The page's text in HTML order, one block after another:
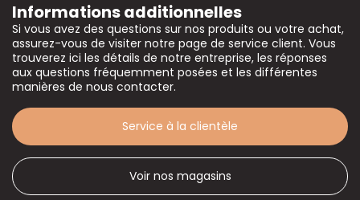
Informations additionnelles
Si vous avez des questions sur nos produits ou votre achat,
assurez-vous de visiter notre page de service client. Vous
trouverez ici les détails de notre entreprise, les réponses
aux questions fréquemment posées et les différentes
manières de nous contacter.
Service à la clientèle
Voir nos magasins